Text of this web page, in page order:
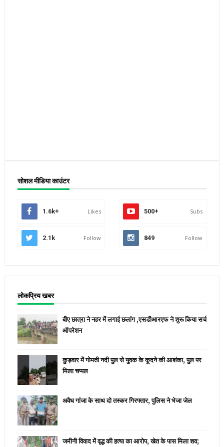
सोशल मीडिया काउंटर
1.6k+ Likes 500+ Subs
2.1k Follow 849 Follow
लोकप्रिय खबर
बीए छात्रा ने नहर में लगाई छलांग ,एसडीआरएफ ने शुरू किया सर्च
ऑपरेशन
कुड़वार में गोमती नदी पुल से युवक के कूदने की आशंका, पुल पर
मिला चप्पल
अवैध गांजा के साथ दो तस्कर गिरफ्तार, पुलिस ने भेजा जेल
जमीनी विवाद में वृद्ध की हत्या का आरोप, खेत के पास मिला शव;